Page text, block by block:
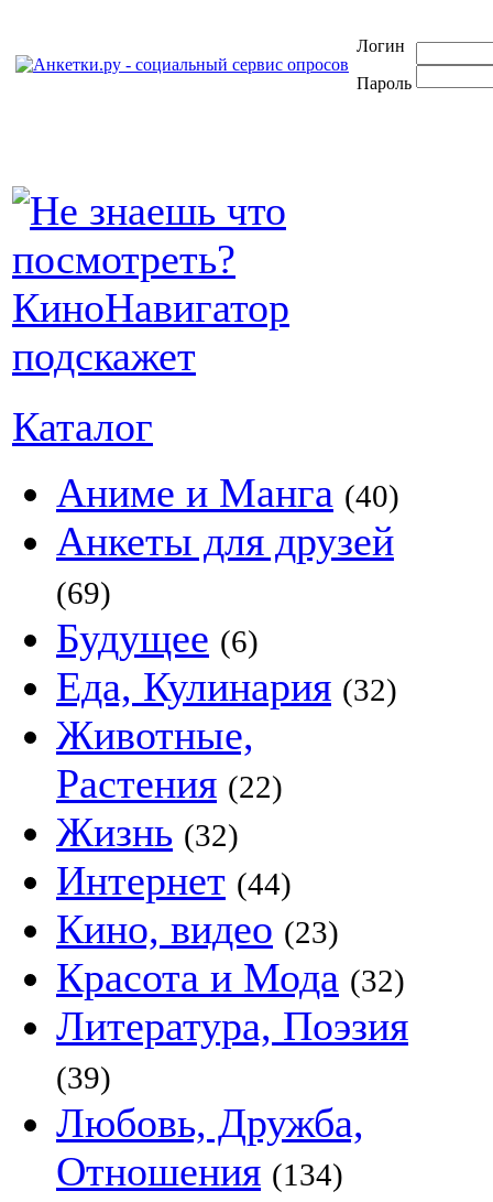
Логин
Пароль
Каталог
Аниме и Манга (40)
Анкеты для друзей
(69)
Будущее (6)
Еда, Кулинария (32)
Животные,
Растения (22)
Жизнь (32)
Интернет (44)
Кино, видео (23)
Красота и Мода (32)
Литература, Поэзия
(39)
Любовь, Дружба,
Отношения (134)